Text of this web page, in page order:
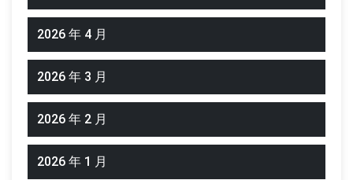
2026 年 4 月
2026 年 3 月
2026 年 2 月
2026 年 1 月